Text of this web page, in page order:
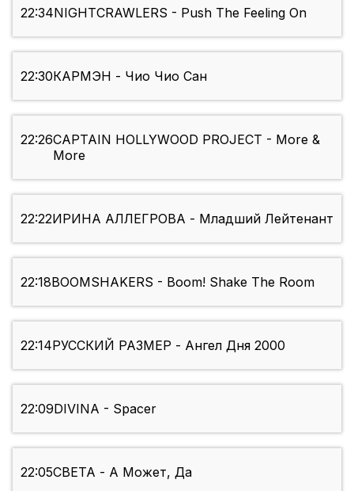
22:34NIGHTCRAWLERS - Push The Feeling On
22:30КАРМЭН - Чио Чио Сан
22:26CAPTAIN HOLLYWOOD PROJECT - More &
More
22:22ИРИНА АЛЛЕГРОВА - Младший Лейтенант
22:18BOOMSHAKERS - Boom! Shake The Room
22:14РУССКИЙ РАЗМЕР - Ангел Дня 2000
22:09DIVINA - Spacer
22:05СВЕТА - А Может, Да